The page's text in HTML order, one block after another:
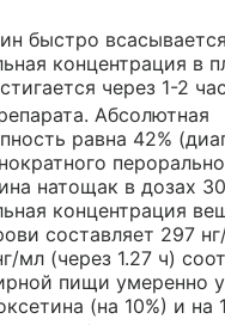
быстро
концентрация в
через 1-2
Абсолютная
равна 42%
натощак в дозах
концентрация
составляет 297
мл (через 1.27 ч)
пищи умеренно
(на 10%) и на